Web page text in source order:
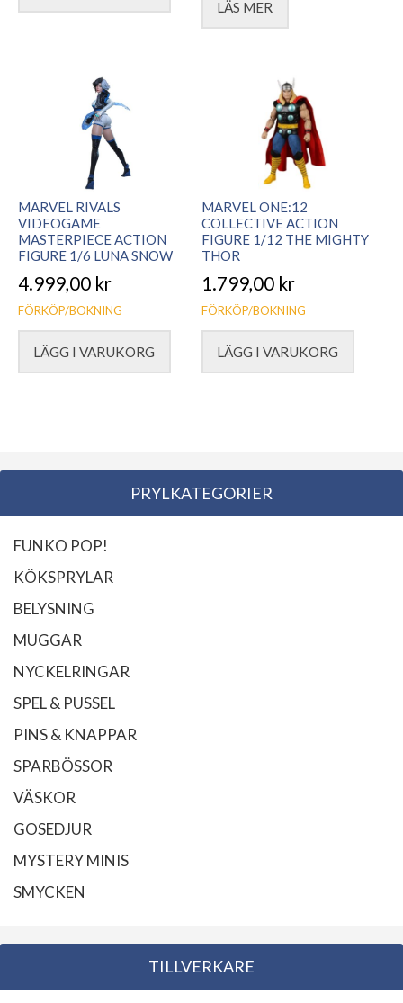
LÄS MER
MARVEL RIVALS
VIDEOGAME
MASTERPIECE ACTION
FIGURE 1/6 LUNA SNOW
4.999,00 kr
FÖRKÖP/BOKNING
LÄGG I VARUKORG
MARVEL ONE:12
COLLECTIVE ACTION
FIGURE 1/12 THE MIGHTY
THOR
1.799,00 kr
FÖRKÖP/BOKNING
LÄGG I VARUKORG
PRYLKATEGORIER
FUNKO POP!
KÖKSPRYLAR
BELYSNING
MUGGAR
NYCKELRINGAR
SPEL & PUSSEL
PINS & KNAPPAR
SPARBÖSSOR
VÄSKOR
GOSEDJUR
MYSTERY MINIS
SMYCKEN
TILLVERKARE